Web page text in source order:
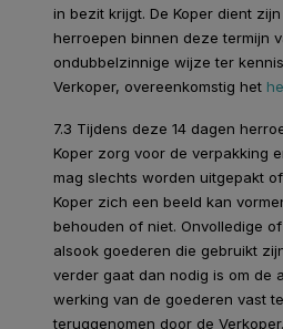
in bezit krijgt. De Koper dient
herroepen binnen deze termijn
ondubbelzinnige wijze ter
Verkoper, overeenkomstig het
7.3 Tijdens deze 14 dagen
Koper zorg voor de verpakking
mag slechts worden uitgepakt
Koper zich een beeld kan
behouden of niet. Onvolledige
alsook goederen die gebruikt
verder gaat dan nodig is om de
werking van de goederen vast
teruggenomen door de Verkoper.